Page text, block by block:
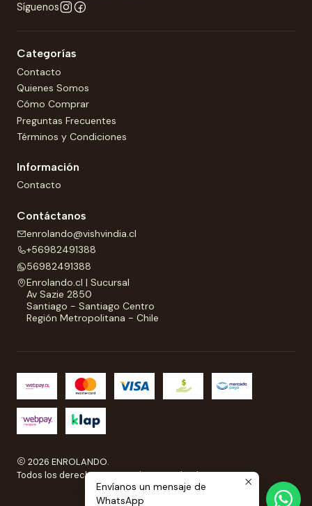
Síguenos
Categorías
Contacto
Quienes Somos
Cómo Comprar
Preguntas Frecuentes
Términos y Condiciones
Información
Contacto
Contáctanos
enrolando@vishvindia.cl
+56982491388
56982491388
Enrolando.cl | Sucursal
Av Sazie 2850
Santiago - Santiago Centro
Región Metropolitana - Chile
2026 ENROLANDO.
Todos los derechos reservados a Enrolando..
Ecommerce desarrollado porSitestore.cl
Envíanos un mensaje de
WhatsApp